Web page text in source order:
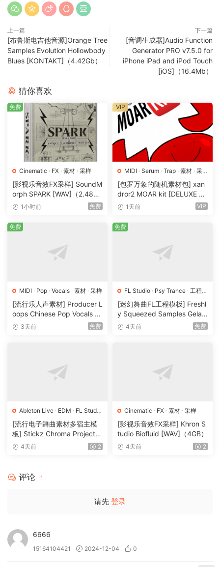
上一篇
[布鲁斯电吉他音源]Orange Tree
Samples Evolution Hollowbody
Blues [KONTAKT]（4.42Gb）
下一篇
[音调生成器]Audio Function
Generator PRO v7.5.0 for
iPhone iPad and iPod Touch
[iOS]（16.4Mb）
猜你喜欢
Cinematic · FX · 素材 · 采样
[影视乐音效FX采样] SoundM
orph SPARK [WAV]（2.48G
B）1小时前 免费
免费
MIDI · Serum · Trap · 素材 · 采
样·预置
[包罗万象的随机素材包] xan
dror2 MOAR kit [DELUXE VE
RSION] [WAV, MiDi]（3.1G
1天前 VIP
VIP
MIDI · Pop · Vocals · 素材 · 采样
[流行乐人声素材] Producer L
oops Chinese Pop Vocals Vo
l.1 [WAV, MiDi, REX]（3.21G
3天前 免费
免费
FL Studio · Psy Trance · 工程·
素材
采样
[迷幻舞曲FL工程模板] Freshl
y Squeezed Samples Gelar
di Template Essentials Vol.1
4天前 免费
免费
Ableton Live · EDM · FL Studio
· Logic Pro ·Pop · 工程· 素材
采样
[流行电子舞曲素材多宿主模
板] Stickz Chroma Project Fi
le Expansion（2.53GB）
4天前 2
Cinematic · FX · 素材 · 采样
[影视乐音效FX采样] Khron S
tudio Biofluid [WAV]（4GB）
4天前 2
评论 1
请先 登录
6666
15164104421 2024-12-04 0